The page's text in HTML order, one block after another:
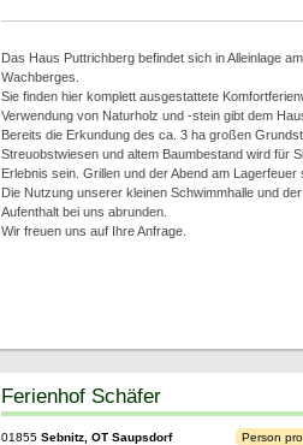
Das Haus Puttrichberg befindet sich in Alleinlage
Wachberges.
Sie finden hier komplett ausgestattete
Verwendung von Naturholz und -stein gibt dem
Bereits die Erkundung des ca. 3 ha großen
Streuobstwiesen und altem Baumbestand wird für
Erlebnis sein. Grillen und der Abend am Lagerfeuer
Die Nutzung unserer kleinen Schwimmhalle und
Aufenthalt bei uns abrunden.
Wir freuen uns auf Ihre Anfrage.
Ferienhof Schäfer
01855 Sebnitz, OT Saupsdorf
Person